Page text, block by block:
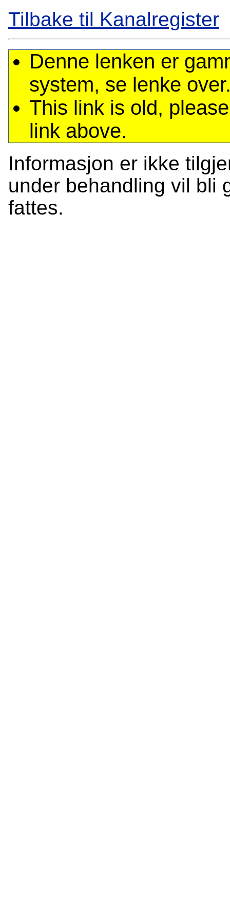
Tilbake til Kanalregister
Denne lenken er
system, se lenke
This link is old,
link above.
Informasjon er ikke
under behandling vil bli
fattes.